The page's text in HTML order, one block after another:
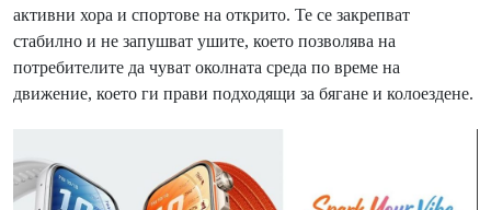
активни хора и спортове на открито. Те се закрепват
стабилно и не запушват ушите, което позволява на
потребителите да чуват околната среда по време на
движение, което ги прави подходящи за бягане и колоездене.